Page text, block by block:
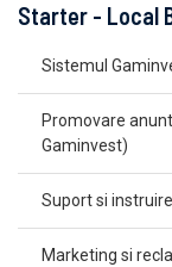
Starter - Local
Sistemul
Promovare
Gaminvest)
Suport si
Marketing si